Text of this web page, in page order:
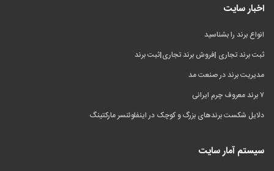
اخبار سایت
انواع برند را بشناسید
ثبت برند تجاری |فروش برند تجاری|ثبت برند
مدیریت برند در صنعت مد
۷ برند معروف چرم ایرانی
دلایل شکست برندهای بزرگ و کوچک در اینفلوئنسر مارکتینگ
سیستم آمار سایت